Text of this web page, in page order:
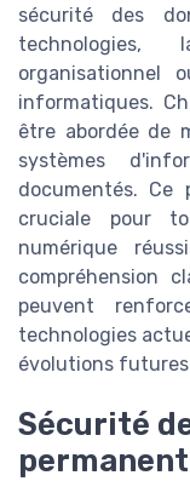
sécurité des
organisationnel
informatiques.
être abordée de
systèmes
documentés. Ce
cruciale pour
numérique
compréhension
peuvent
technologies
évolutions
Sécurité
permanent